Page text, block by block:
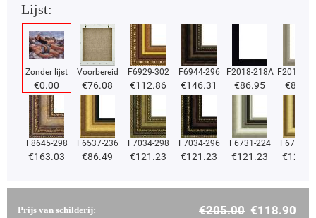
Lijst:
Zonder lijst
€0.00
Voorbereid
€76.08
F6929-302
€112.86
F6944-296
€146.31
F2018-218A
€86.95
F2018-
€86.95
F8645-298
€163.03
F6537-236
€86.49
F7034-298
€121.23
F7034-296
€121.23
F6731-224
€121.23
F6731-
€
Prijs van schilderij: €205.00 €118.90